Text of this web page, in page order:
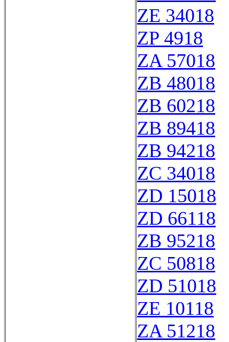
ZE 34018
ZP 4918
ZA 57018
ZB 48018
ZB 60218
ZB 89418
ZB 94218
ZC 34018
ZD 15018
ZD 66118
ZB 95218
ZC 50818
ZD 51018
ZE 10118
ZA 51218